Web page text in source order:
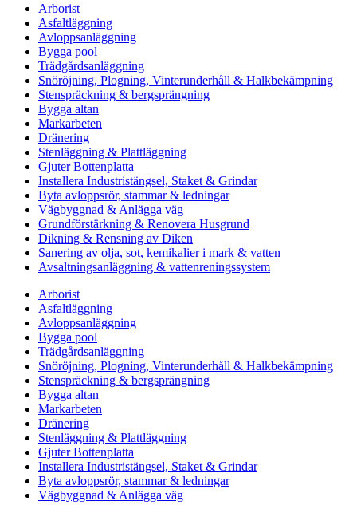
Arborist
Asfaltläggning
Avloppsanläggning
Bygga pool
Trädgårdsanläggning
Snöröjning, Plogning, Vinterunderhåll & Halkbekämpning
Stenspräckning & bergsprängning
Bygga altan
Markarbeten
Dränering
Stenläggning & Plattläggning
Gjuter Bottenplatta
Installera Industristängsel, Staket & Grindar
Byta avloppsrör, stammar & ledningar
Vägbyggnad & Anlägga väg
Grundförstärkning & Renovera Husgrund
Dikning & Rensning av Diken
Sanering av olja, sot, kemikalier i mark & vatten
Avsaltningsanläggning & vattenreningssystem
Arborist
Asfaltläggning
Avloppsanläggning
Bygga pool
Trädgårdsanläggning
Snöröjning, Plogning, Vinterunderhåll & Halkbekämpning
Stenspräckning & bergsprängning
Bygga altan
Markarbeten
Dränering
Stenläggning & Plattläggning
Gjuter Bottenplatta
Installera Industristängsel, Staket & Grindar
Byta avloppsrör, stammar & ledningar
Vägbyggnad & Anlägga väg